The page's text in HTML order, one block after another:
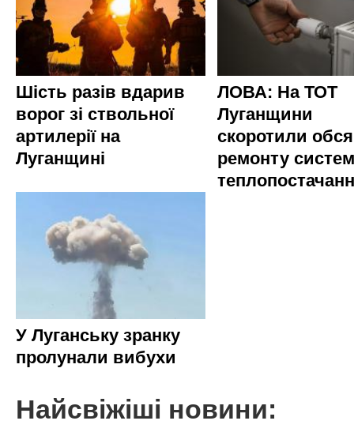
Шість разів вдарив
ворог зі ствольної
артилерії на
Луганщині
ЛОВА: На ТОТ
Луганщини
скоротили
ремонту
У Луганську зранку
пролунали вибухи
Найсвіжіші новини: